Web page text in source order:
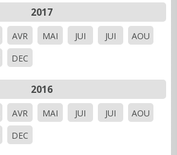
2017
AVR MAI JUI JUI
AOU
DEC
2016
AVR MAI JUI JUI
AOU
DEC